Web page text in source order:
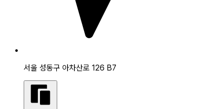
서울 성동구 아차산로 126 B7